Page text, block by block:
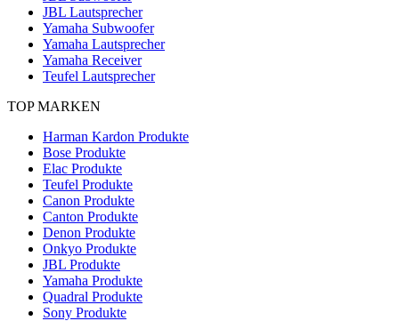
JBL Lautsprecher
Yamaha Subwoofer
Yamaha Lautsprecher
Yamaha Receiver
Teufel Lautsprecher
TOP MARKEN
Harman Kardon Produkte
Bose Produkte
Elac Produkte
Teufel Produkte
Canon Produkte
Canton Produkte
Denon Produkte
Onkyo Produkte
JBL Produkte
Yamaha Produkte
Quadral Produkte
Sony Produkte